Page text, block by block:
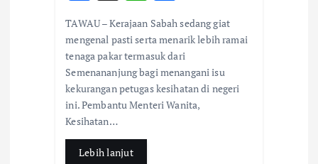
ac
e
b
o
o
k
h
at
s
A
p
ar
e
TAWAU – Kerajaan Sabah sedang giat
mengenal pasti serta menarik lebih ramai
tenaga pakar termasuk dari
Semenananjung bagi menangani isu
kekurangan petugas kesihatan di negeri
ini. Pembantu Menteri Wanita,
Kesihatan…
Lebih lanjut